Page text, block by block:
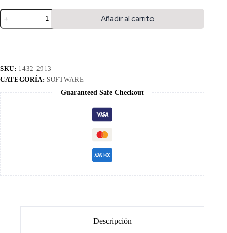
Añadir al carrito
SKU: 1432-2913
CATEGORÍA: SOFTWARE
Guaranteed Safe Checkout
Descripción